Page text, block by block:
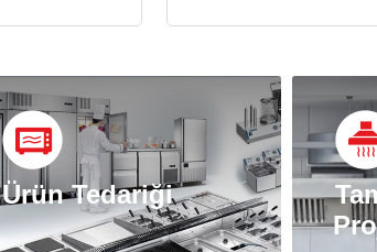
Ürün Tedariği